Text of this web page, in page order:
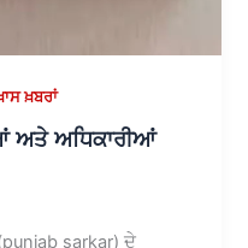
ਖ਼ਬਰਾਂ
ਅਤੇ ਅਧਿਕਾਰੀਆਂ
sarkar) ਦੇ